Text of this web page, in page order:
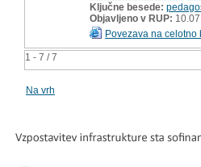
1 - 7 / 7
Ključne besede:
Objavljeno v RUP:
Povezava na celotno
Na vrh